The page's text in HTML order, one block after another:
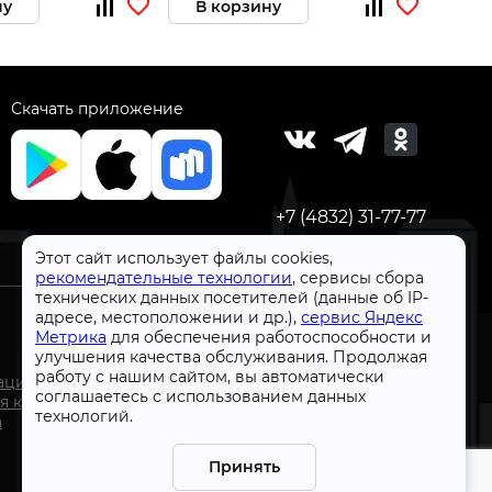
Этот сайт использует файлы cookies,
рекомендательные технологии, сервисы сбора
технических данных посетителей (данные об IP-
адресе, местоположении и др.), сервис Яндекс
Метрика для обеспечения работоспособности и
улучшения качества обслуживания. Продолжая
работу с нашим сайтом, вы автоматически
соглашаетесь с использованием данных
технологий.
Принять
В корзину
Скачать приложение
+7 (4832) 31-77-77
к
СтройлоН 1998-2026 г.
Публичная оферта
Обработка персональных данных